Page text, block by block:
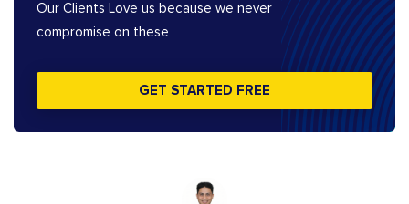
Our Clients Love us because we never
compromise on these
GET STARTED FREE